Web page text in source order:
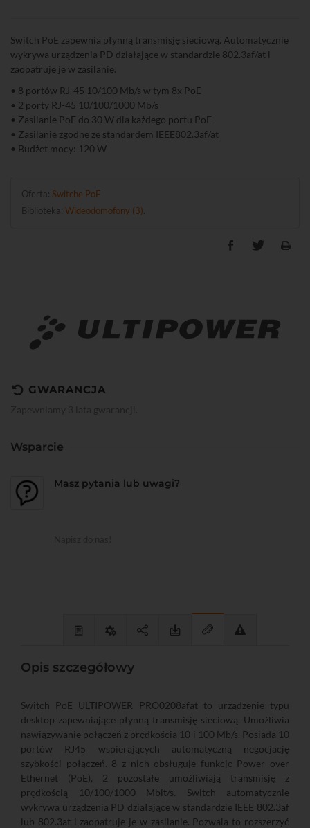
Switch PoE zapewnia płynną transmisję sieciową. Automatycznie
wykrywa urządzenia PD działające w standardzie 802.3af/at i
zaopatruje je w zasilanie.
• 8 portów RJ-45 10/100 Mb/s w tym 8x PoE
• 2 porty RJ-45 10/100/1000 Mb/s
• Zasilanie PoE do 30 W dla każdego portu PoE
• Zasilanie zgodne ze standardem IEEE802.3af/at
• Budżet mocy: 120 W
Oferta: Switche PoE
Biblioteka: Wideodomofony (3)
GWARANCJA
Wsparcie
Masz pytania lub uwagi?
Opis szczegółowy
Switch PoE ULTIPOWER PRO0208afat to urządzenie typu
desktop zapewniające płynną transmisję sieciową. Umożliwia
nawiązywanie połączeń z prędkością 10 i 100 Mb/s. Posiada 10
portów RJ45 wspierających automatyczną negocjację
szybkości połączeń. 8 z nich obsługuje funkcję Power over
Ethernet (PoE), 2 pozostałe umożliwiają transmisję z
prędkością 10/100/1000 Mbit/s. Switch automatycznie
wykrywa urządzenia PD działające w standardzie IEEE 802.3af
lub 802.3at i zaopatruje je w zasilanie. Pozwala to rozszerzyć